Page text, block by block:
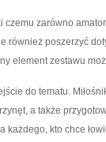
zarówno
również poszerzyć
element zestawu
do tematu.
a także
każdego, kto chce